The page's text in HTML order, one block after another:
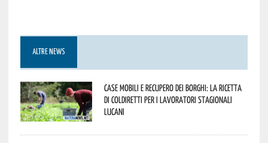
ALTRE NEWS
Case mobili e recupero dei borghi: la ricetta
di Coldiretti per i lavoratori stagionali
lucani